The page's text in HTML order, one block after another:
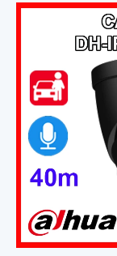
khe thẻ nhớ lên
thiết kế nhỏ gọn